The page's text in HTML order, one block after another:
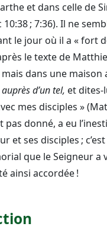
et dans celle de
; 7:36). Il ne
le jour où il a « fort
le texte de
dans une
auprès d’un tel, et dites-
mes disciples »
donné, a eu
ses disciples ;
que le Seigneur a
ainsi accordée !